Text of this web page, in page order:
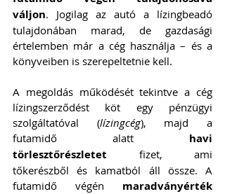
váljon. Jogilag az autó a lízingbeadó
tulajdonában marad, de gazdasági
értelemben már a cég használja – és a
könyveiben is szerepeltetnie kell.
A megoldás működését tekintve a cég
lízingszerződést köt egy pénzügyi
szolgáltatóval (lízingcég), majd a
futamidő alatt havi
törlesztőrészletet fizet, ami
tőkerészből és kamatból áll össze. A
futamidő végén maradványérték